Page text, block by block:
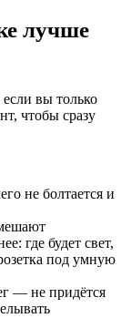
лучше
вы только
чтобы сразу
не болтается и
где будет свет,
под умную
— не придётся